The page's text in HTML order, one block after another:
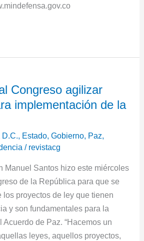
Congreso agilizar
implementación de la
D.C., Estado,Gobierno, Paz,
/ revistacg
Manuel Santos hizo este miércoles
de la República para que se
los proyectos de ley que tienen
y son fundamentales para la
de Paz. “Hacemos un
leyes, aquellos proyectos,